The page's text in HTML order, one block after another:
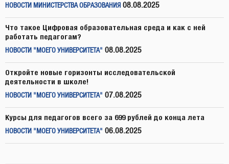
НОВОСТИ МИНИСТЕРСТВА ОБРАЗОВАНИЯ 08.08.2025
Что такое Цифровая образовательная среда и как с ней
работать педагогам?
НОВОСТИ "МОЕГО УНИВЕРСИТЕТА" 08.08.2025
Откройте новые горизонты исследовательской
деятельности в школе!
НОВОСТИ "МОЕГО УНИВЕРСИТЕТА" 07.08.2025
Курсы для педагогов всего за 699 рублей до конца лета
НОВОСТИ "МОЕГО УНИВЕРСИТЕТА" 06.08.2025